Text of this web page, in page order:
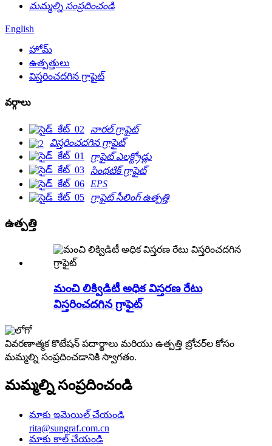
మమ్మల్ని సంప్రదించండి
English
హోమ్
ఉత్పత్తులు
విస్తరించదగిన గ్రాఫైట్
వర్గాలు
నారల్ గ్రాఫైట్
విస్తరించదగిన గ్రాఫైట్
గ్రాఫైట్ ఎలక్ట్రోడ్లు
సింథటిక్ గ్రాఫైట్
EPS
గ్రాఫైట్ సీలింగ్ ఉత్పత్తి
ఉత్పత్తి
మంచి లిక్విడిటీ అధిక విస్తరణ రేటు
విస్తరించదగిన గ్రాఫైట్
వివరణాత్మక కొటేషన్ పదార్థాలు మరియు ఉత్పత్తి బ్రోచర్‌ల కోసం
మమ్మల్ని సంప్రదించడానికి స్వాగతం.
మమ్మల్ని సంప్రదించండి
మాకు ఇమెయిల్ చేయండి
rita@sungraf.com.cn
మాకు కాల్ చేయండి